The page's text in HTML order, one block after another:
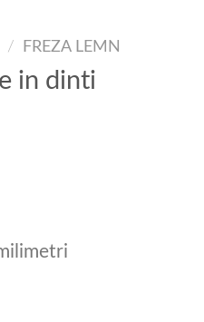
/ FREZA LEMN
in dinti